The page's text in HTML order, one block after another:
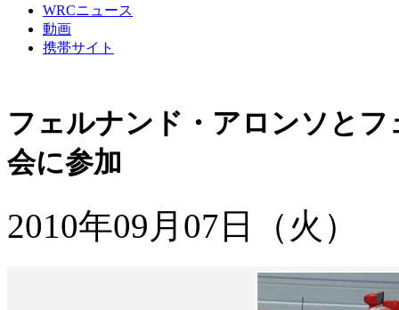
WRCニュース
動画
携帯サイト
フェルナンド・アロンソと
会に参加
2010年09月07日（火）